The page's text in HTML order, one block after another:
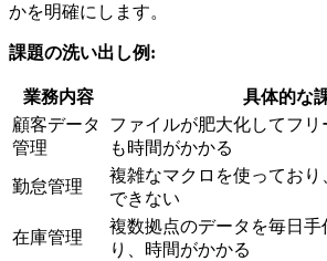
かを明確にします。
課題の洗い出し例:
業務内容
具体的な
顧客データ
管理
ファイルが肥大化してフ
も時間がかかる
勤怠管理
複雑なマクロを使ってお
できない
在庫管理
複数拠点のデータを毎日手
り、時間がかかる